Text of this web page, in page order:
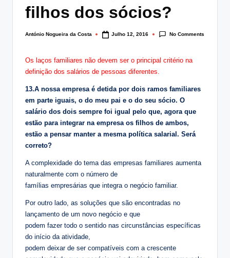
filhos dos sócios?
Posted
António Nogueira da Costa Julho 12, 2016 No Comments
Os laços familiares não devem ser o principal critério na
definição dos salários de pessoas diferentes.
13.A nossa empresa é detida por dois ramos familiares
em parte iguais, o do meu pai e o do seu sócio. O
salário dos dois sempre foi igual pelo que, agora que
estão para integrar na empresa os filhos de ambos,
estão a pensar manter a mesma política salarial. Será
correto?
A complexidade do tema das empresas familiares aumenta
naturalmente com o número de
famílias empresárias que integra o negócio familiar.
Por outro lado, as soluções que são encontradas no
lançamento de um novo negócio e que
podem fazer todo o sentido nas circunstâncias específicas
do início da atividade,
podem deixar de ser compatíveis com a crescente